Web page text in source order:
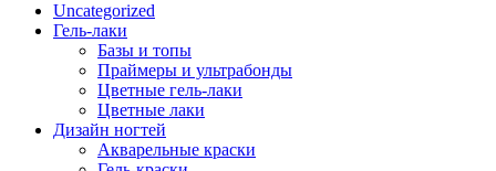
Uncategorized
Гель-лаки
Базы и топы
Праймеры и ультрабонды
Цветные гель-лаки
Цветные лаки
Дизайн ногтей
Акварельные краски